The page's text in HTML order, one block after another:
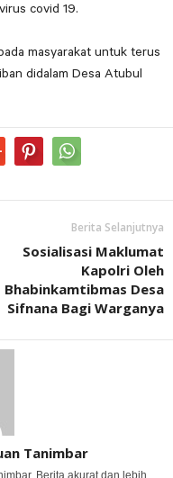
covid 19.
masyarakat untuk terus
didalam Desa Atubul
Berita Selanjutnya
Sosialisasi Maklumat
Kapolri Oleh
Bhabinkamtibmas Desa
Sifnana Bagi Warganya
Tanimbar
Berita akurat dan lebih